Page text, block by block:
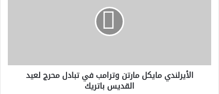
القديس
باتريكالأيرلندي مايكل مارتن وترامب في تبادل محرج لعيد
القديس باتريك